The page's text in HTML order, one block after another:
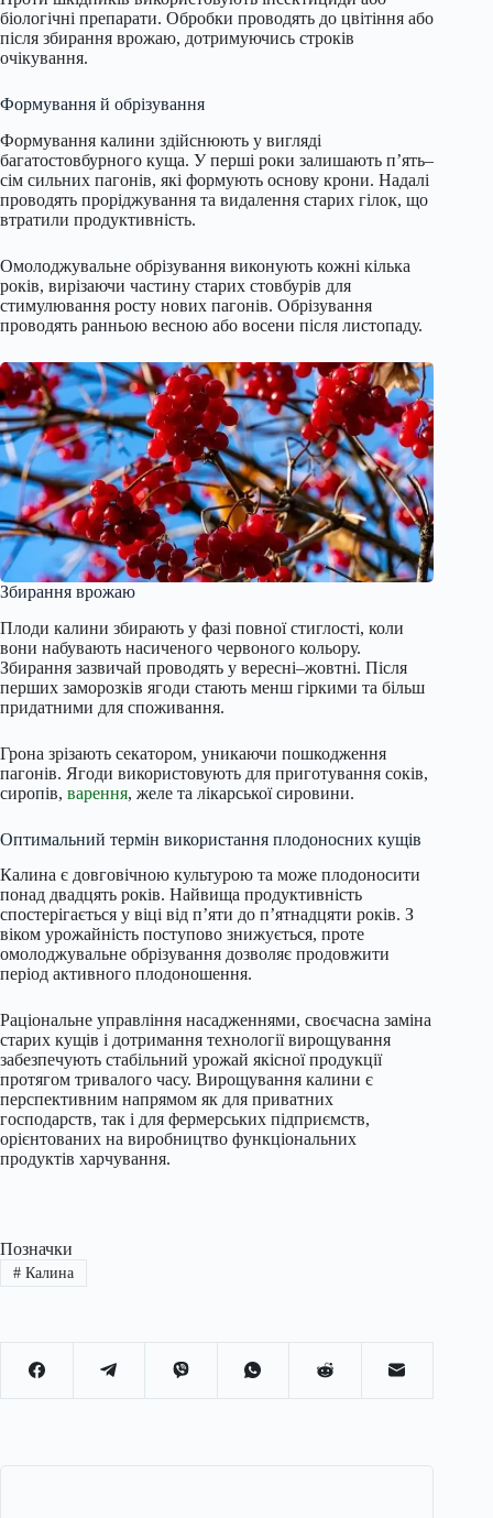
біологічні препарати. Обробки проводять до цвітіння або
після збирання врожаю, дотримуючись строків
очікування.
Формування й обрізування
Формування калини здійснюють у вигляді
багатостовбурного куща. У перші роки залишають п’ять–
сім сильних пагонів, які формують основу крони. Надалі
проводять проріджування та видалення старих гілок, що
втратили продуктивність.
Омолоджувальне обрізування виконують кожні кілька
років, вирізаючи частину старих стовбурів для
стимулювання росту нових пагонів. Обрізування
проводять ранньою весною або восени після листопаду.
Збирання врожаю
Плоди калини збирають у фазі повної стиглості, коли
вони набувають насиченого червоного кольору.
Збирання зазвичай проводять у вересні–жовтні. Після
перших заморозків ягоди стають менш гіркими та більш
придатними для споживання.
Грона зрізають секатором, уникаючи пошкодження
пагонів. Ягоди використовують для приготування соків,
сиропів, варення, желе та лікарської сировини.
Оптимальний термін використання плодоносних кущів
Калина є довговічною культурою та може плодоносити
понад двадцять років. Найвища продуктивність
спостерігається у віці від п’яти до п’ятнадцяти років. З
віком урожайність поступово знижується, проте
омолоджувальне обрізування дозволяє продовжити
період активного плодоношення.
Раціональне управління насадженнями, своєчасна заміна
старих кущів і дотримання технології вирощування
забезпечують стабільний урожай якісної продукції
протягом тривалого часу. Вирощування калини є
перспективним напрямом як для приватних
господарств, так і для фермерських підприємств,
орієнтованих на виробництво функціональних
продуктів харчування.
Позначки
#Калина